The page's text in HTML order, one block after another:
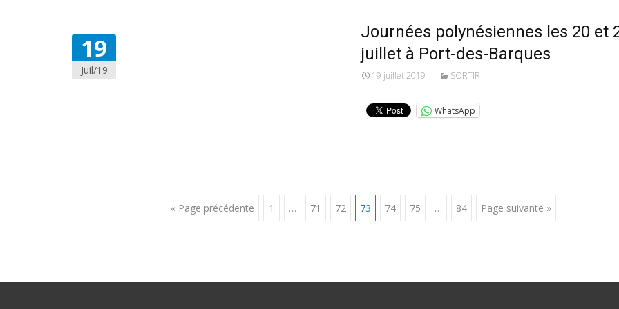
19
Juil/19
Journées polynésiennes les 20 et
juillet à Port-des-Barques
19 juillet 2019 SORTIR
WhatsApp
« Page précédente 1 … 71 72 73 74 75 … 84 Page suivante »